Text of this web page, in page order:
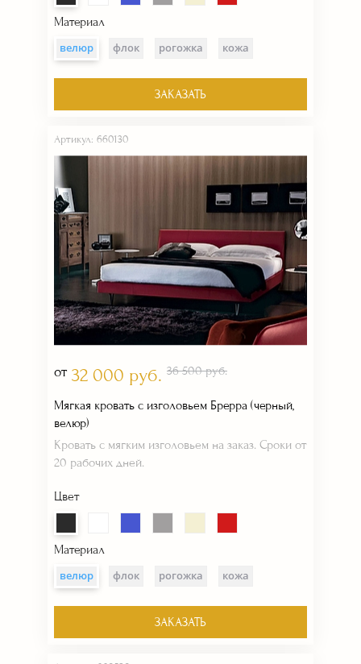
Материал
велюр
флок рогожка кожа
ЗАКАЗАТЬ
Артикул: 660130
от 32 000 руб. 36 500 руб.
Мягкая кровать с изголовьем Брерра (черный,
велюр)
Кровать с мягким изголовьем на заказ. Сроки от
20 рабочих дней.
Цвет
Материал
велюр
флок рогожка кожа
ЗАКАЗАТЬ